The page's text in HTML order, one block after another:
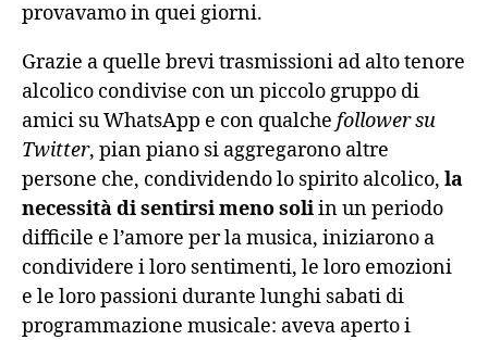
provavamo in quei giorni.
Grazie a quelle brevi trasmissioni ad alto tenore
alcolico condivise con un piccolo gruppo di
amici su WhatsApp e con qualche follower su
Twitter, pian piano si aggregarono altre
persone che, condividendo lo spirito alcolico, la
necessità di sentirsi meno soliin un periodo
difficile e l’amore per la musica, iniziarono a
condividere i loro sentimenti, le loro emozioni
e le loro passioni durante lunghi sabati di
programmazione musicale: aveva aperto i